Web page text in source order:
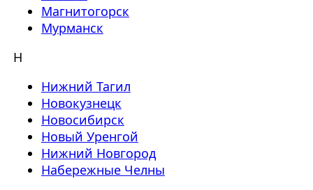
Магнитогорск
Мурманск
Н
Нижний Тагил
Новокузнецк
Новосибирск
Новый Уренгой
Нижний Новгород
Набережные Челны